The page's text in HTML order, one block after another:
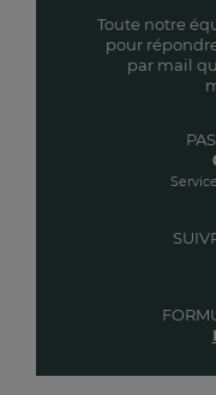
Toute notre
pour
par mail